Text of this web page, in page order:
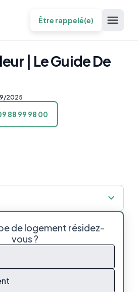
Être rappelé(e)
| Le Guide De
2025
88 99 98 00
de logement résidez-
vous ?
micro-onduleur ?
des micro-onduleurs
marché ?
le prix d’un micro-